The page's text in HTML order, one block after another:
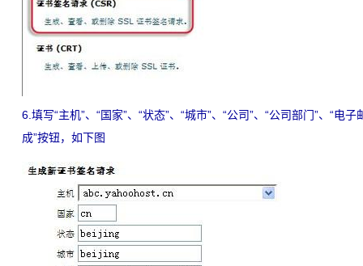
6.填写“主机”、“国家”、“状态”、“城市”、“公司”、“公司部门”、“电
成”按钮，如下图